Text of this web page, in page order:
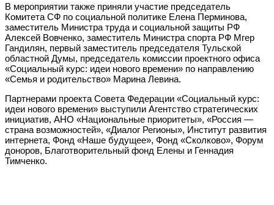
В мероприятии также приняли участие председатель
Комитета СФ по социальной политике Елена Перминова,
заместитель Министра труда и социальной защиты РФ
Алексей Вовченко, заместитель Министра спорта РФ Мгер
Гандилян, первый заместитель председателя Тульской
областной Думы, председатель комиссии проектного офиса
«Социальный курс: идеи нового времени» по направлению
«Семья и родительство» Марина Левина.
Партнерами проекта Совета Федерации «Социальный курс:
идеи нового времени» выступили Агентство стратегических
инициатив, АНО «Национальные приоритеты», «Россия —
страна возможностей», «Диалог Регионы», Институт развития
интернета, Фонд «Наше будущее», Фонд «Сколково», Форум
доноров, Благотворительный фонд Елены и Геннадия
Тимченко.